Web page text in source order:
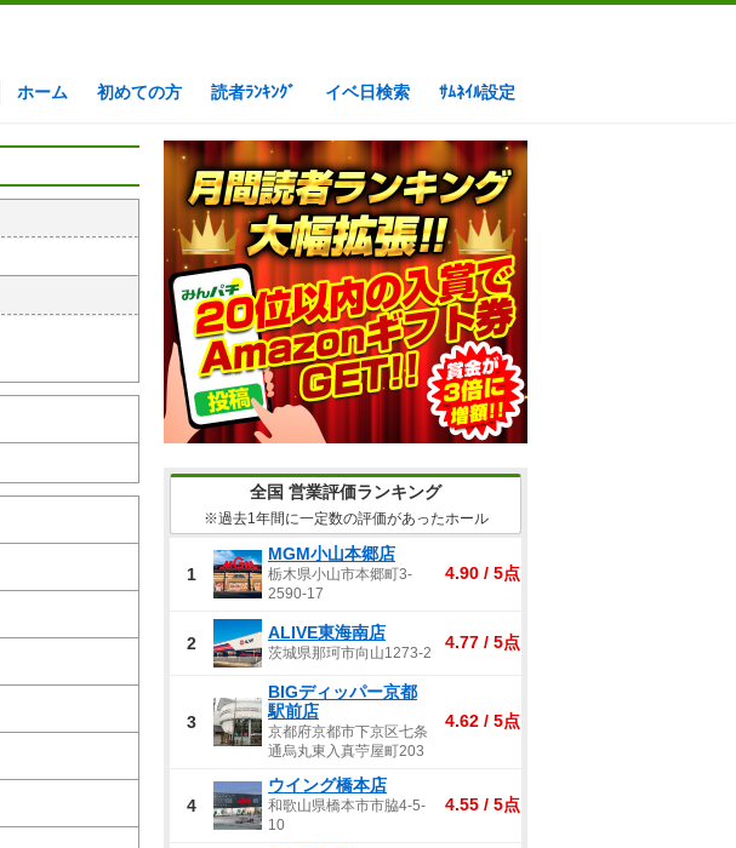
ホーム 初めての方 読者ﾗﾝｷﾝｸﾞ イベ日検索 ｻﾑﾈｲﾙ設定
全国 営業評価ランキング
※過去1年間に一定数の評価があったホール
1
MGM小山本郷店
栃木県小山市本郷町3-
2590-17
4.90 / 5点
2
ALIVE東海南店
茨城県那珂市向山1273-2
4.77 / 5点
3
BIGディッパー京都
駅前店
京都府京都市下京区七条
通烏丸東入真苧屋町203
4.62 / 5点
4
ウイング橋本店
和歌山県橋本市市脇4-5-
10
4.55 / 5点